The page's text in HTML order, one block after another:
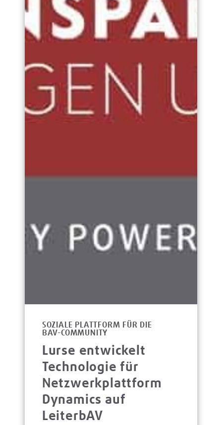
SOZIALE PLATTFORM FÜR DIE
BAV-COMMUNITY
Lurse entwickelt
Technologie für
Netzwerkplattform
Dynamics auf
LeiterbAV